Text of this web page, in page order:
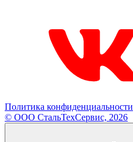
Политика конфиденциальности
© ООО СтальТехСервис, 2026